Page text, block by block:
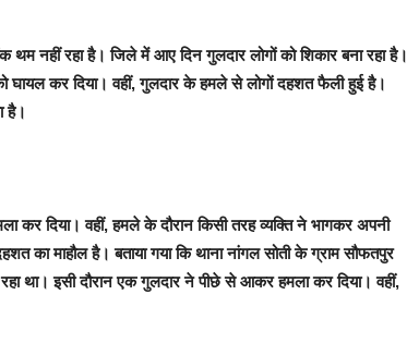
नहीं रहा है। जिले में आए दिन गुलदार लोगों को शिकार बना रहा है।
घायल कर दिया। वहीं, गुलदार के हमले से लोगों दहशत फैली हुई है।
है।
दिया। वहीं, हमले के दौरान किसी तरह व्यक्ति ने भागकर अपनी
का माहौल है। बताया गया कि थाना नांगल सोती के ग्राम सौफतपुर
था। इसी दौरान एक गुलदार ने पीछे से आकर हमला कर दिया। वहीं,